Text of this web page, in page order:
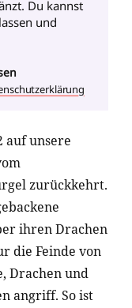
Du kannst
und
auf unsere
zurückkehrt.
ihren Drachen
die Feinde von
Drachen und
angriff. So ist